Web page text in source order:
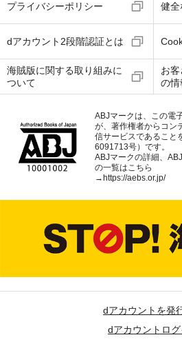
プライバシーポリシー 健全
dアカウント2段階認証とは
海賊版に関する取り組みに
ついて
お
の情
ABJマークは、この電
が、著作権者からコン
信サービスであること
6091713号）です。
ABJマークの詳細、
の一覧はこちら
→ https://aebs.or.jp/
dアカウントを発
dアカウントロ